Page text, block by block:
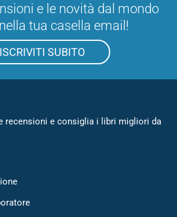
e le novità dal mondo
tua casella email!
ISCRIVITI SUBITO
recensioni e consiglia i libri migliori da